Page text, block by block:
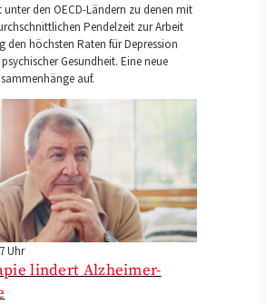
den OECD-Ländern zu denen mit
Pendelzeit zur Arbeit
den höchsten Raten für Depression
Gesundheit. Eine neue
auf.
Uhr
lindert Alzheimer-